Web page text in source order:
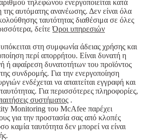
τηλεφώνου ενεργοποιείται κατά
της αυτόματης ανανέωσης. Δεν είναι όλα
ταυτότητας διαθέσιμα σε όλες
δείτεΌροι υπηρεσιών
στη συμφωνία άδειας χρήσης και
περί απορρήτου. Είναι δυνατή η
ή αφαίρεση δυνατοτήτων του προϊόντος
συνδρομής. Για την ενεργοποίηση
ενδέχεται να απαιτείται εγγραφή και
Για περισσότερες πληροφορίες,
συστήματος .
Monitoring του McAfee παρέχει
για την προστασία σας από κλοπές
καμία ταυτότητα δεν μπορεί να είναι